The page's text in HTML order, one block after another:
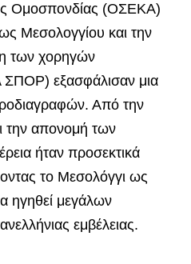
Ομοσπονδίας (ΟΣΕΚΑ)
Μεσολογγίου και την
των χορηγών
ΣΠΟΡ) εξασφάλισαν μια
Από την
την απονομή των
ήταν προσεκτικά
το Μεσολόγγι ως
ηγηθεί μεγάλων
εμβέλειας.